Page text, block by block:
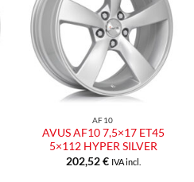
dei
desideri
AF10
AVUS AF10 7,5×17 ET45
5×112 HYPER SILVER
202,52€ IVA incl.